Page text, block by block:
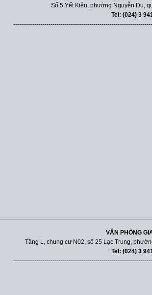
Số 5 Yết Kiêu, phường Nguyễn Du,
Tel: (024) 3
VĂN PHÒNG
Tầng L, chung cư N02, số 25 Lạc Trung,
Tel: (024) 3